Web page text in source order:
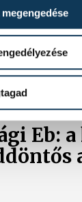
szerdán
párizsi
Eb: